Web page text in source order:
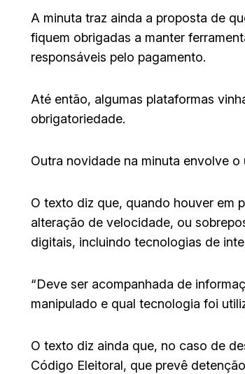
A minuta traz ainda a proposta de
fiquem obrigadas a manter
responsáveis pelo pagamento.
Até então, algumas plataformas
obrigatoriedade.
Outra novidade na minuta envolve
O texto diz que, quando houver em
alteração de velocidade, ou
digitais, incluindo tecnologias de
“Deve ser acompanhada de
manipulado e qual tecnologia foi
O texto diz ainda que, no caso de
Código Eleitoral, que prevê